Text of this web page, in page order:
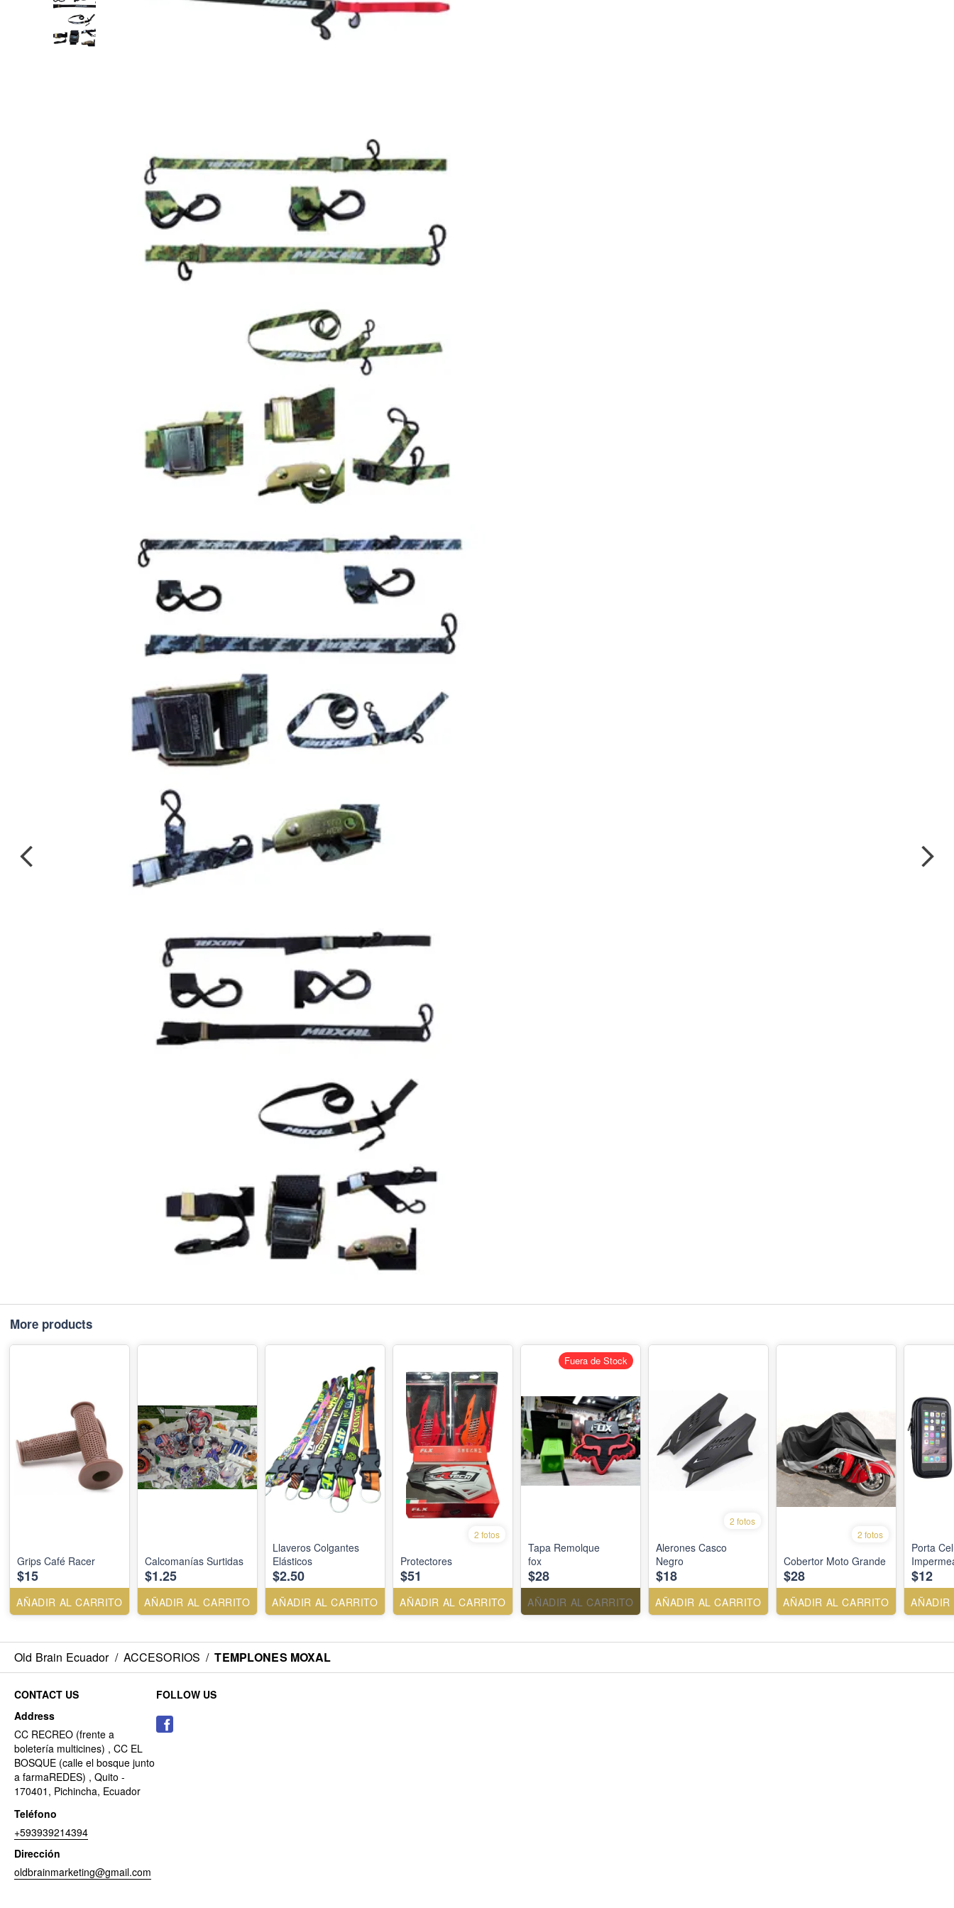
More products
Grips Café Racer
$15
AÑADIR AL CARRITO
Calcomanías Surtidas
$1.25
AÑADIR AL CARRITO
Llaveros Colgantes
Elásticos
$2.50
AÑADIR AL CARRITO
2 fotos
Protectores
$51
AÑADIR AL CARRITO
Tapa Remolque
fox
$28
AÑADIR AL CARRITO
Fuera de Stock
2 fotos
Alerones Casco
Negro
$18
AÑADIR AL CARRITO
2 fotos
Cobertor Moto Grande
$28
AÑADIR AL CARRITO
Porta
$12
AÑADIR
Old Brain Ecuador / ACCESORIOS / TEMPLONES MOXAL
CONTACT US
Address
CC RECREO (frente a
boletería multicines) , CC EL
BOSQUE (calle el bosque junto
a farmaREDES) , Quito -
170401, Pichincha, Ecuador
Teléfono
+593939214394
Dirección
oldbrainmarketing@gmail.com
FOLLOW US